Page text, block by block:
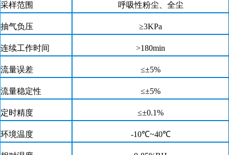
采样范围 呼吸性粉尘、全尘
抽气负压 ≥3KPa
连续工作时间 >180min
流量误差 ≤±5%
流量稳定性 ≤±5%
定时精度 ≤±0.1%
环境温度 -10℃~40℃